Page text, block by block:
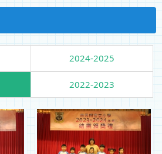
2024-2025
2022-2023